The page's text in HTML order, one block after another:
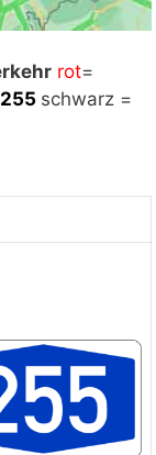
externe
dem Klick
unsere
rot=
schwarz =